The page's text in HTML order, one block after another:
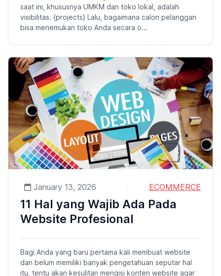
saat ini, khususnya UMKM dan toko lokal, adalah
visibilitas. {projects} Lalu, bagaimana calon pelanggan
bisa menemukan toko Anda secara o...
January 13, 2026 ECOMMERCE
11 Hal yang Wajib Ada Pada
Website Profesional
Bagi Anda yang baru pertama kali membuat website
dan belum memiliki banyak pengetahuan seputar hal
itu, tentu akan kesulitan mengisi konten website agar